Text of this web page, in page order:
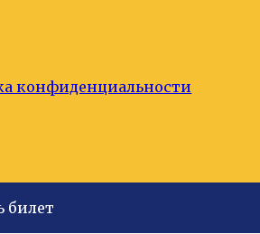
конфиденциальности
билет